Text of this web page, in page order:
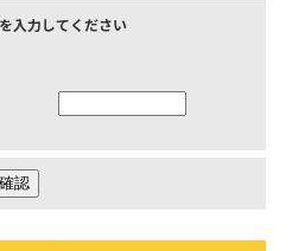
入力してください